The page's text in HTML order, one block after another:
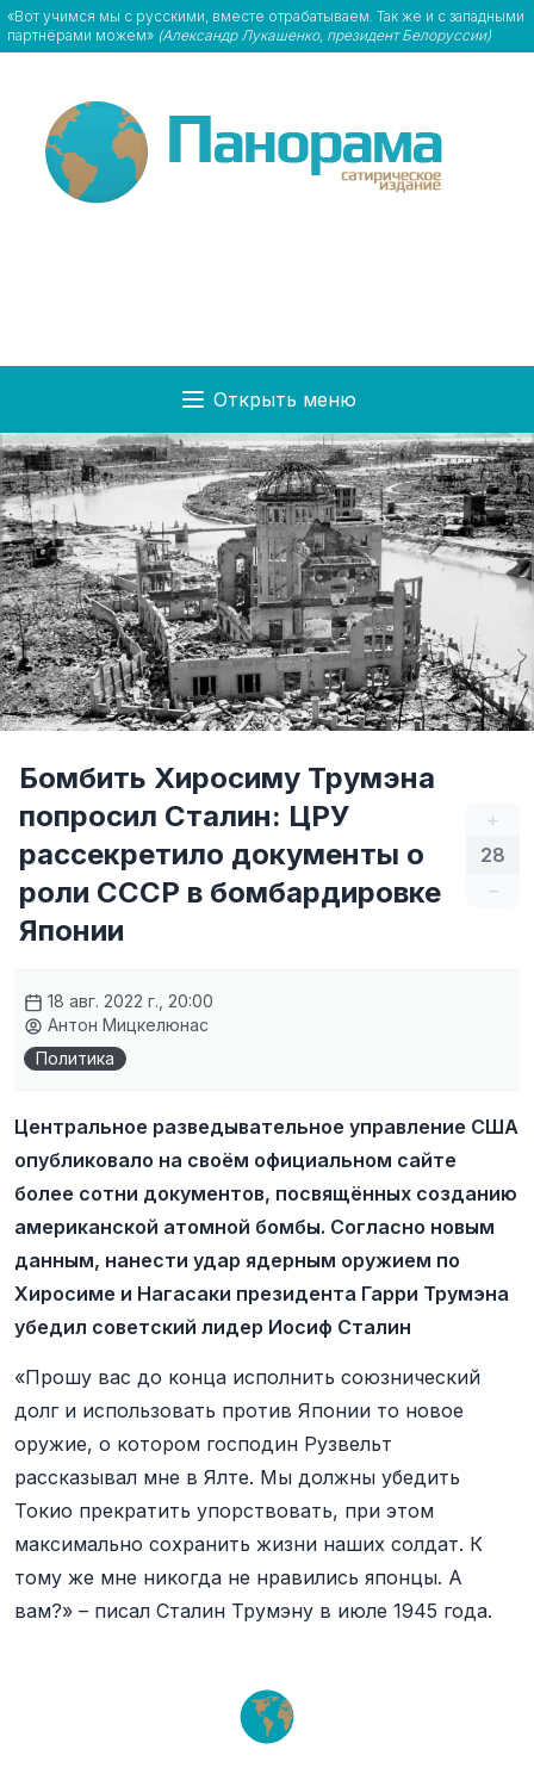
«Вот учимся мы с русскими, вместе отрабатываем. Так же и с западными
партнёрами можем» (Александр Лукашенко, президент Белоруссии)
Открыть меню
+
28
–
Бомбить Хиросиму Трумэна
попросил Сталин: ЦРУ
рассекретило документы о
роли СССР в бомбардировке
Японии
18 авг. 2022 г., 20:00
Антон Мицкелюнас
Политика
Центральное разведывательное управление США
опубликовало на своём официальном сайте
более сотни документов, посвящённых созданию
американской атомной бомбы. Согласно новым
данным, нанести удар ядерным оружием по
Хиросиме и Нагасаки президента Гарри Трумэна
убедил советский лидер Иосиф Сталин
«Прошу вас до конца исполнить союзнический
долг и использовать против Японии то новое
оружие, о котором господин Рузвельт
рассказывал мне в Ялте. Мы должны убедить
Токио прекратить упорствовать, при этом
максимально сохранить жизни наших солдат. К
тому же мне никогда не нравились японцы. А
вам?» – писал Сталин Трумэну в июле 1945 года.